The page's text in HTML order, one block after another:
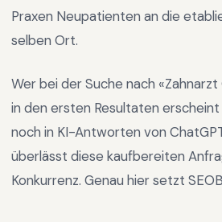
Praxen Neupatienten an die
selben Ort.
Wer bei der Suche nach «
in den ersten Resultaten
noch in KI-Antworten von
überlässt diese kaufbereiten
Konkurrenz. Genau hier setzt